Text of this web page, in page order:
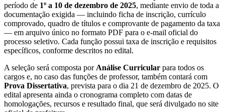
período de 1º a 10 de dezembro de 2025, mediante envio de toda a
documentação exigida — incluindo ficha de inscrição, currículo
comprovado, quadro de títulos e comprovante de pagamento da taxa
— em arquivo único no formato PDF para o e-mail oficial do
processo seletivo. Cada função possui taxa de inscrição e requisitos
específicos, conforme descritos no edital.
A seleção será composta por Análise Curricular para todos os
cargos e, no caso das funções de professor, também contará com
Prova Dissertativa, prevista para o dia 21 de dezembro de 2025. O
edital apresenta ainda o cronograma completo com datas de
homologações, recursos e resultado final, que será divulgado no site